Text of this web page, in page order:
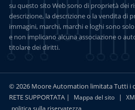
su questo sito Web sono di proprietà dei
descrizione, la descrizione o la vendita di
immagini, marchi, marchi e loghi sono
e non implicano alcuna associazione o
titolare dei diritti.
© 2026 Moore Automation limitata Tutti i
RETE SUPPORTATA |
Mappa del sito |
politica sulla riservatezza